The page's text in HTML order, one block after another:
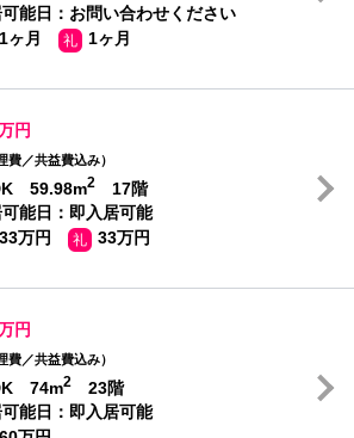
能日：お問い合わせください
1ヶ月 礼 1ヶ月
円
費／共益費込み）
59.98m2
17階
能日：即入居可能
33万円 礼 33万円
円
費／共益費込み）
74m2
23階
能日：即入居可能